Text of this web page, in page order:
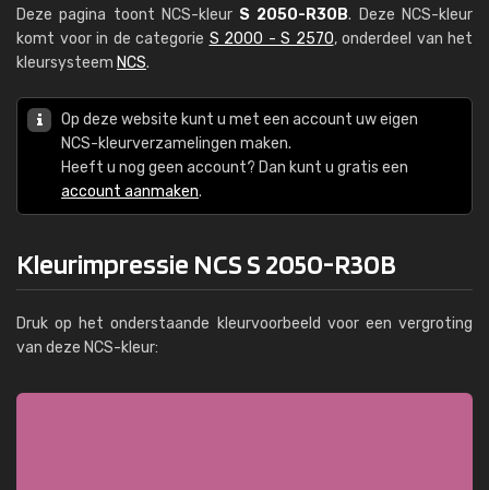
Deze pagina toont NCS-kleur S 2050-R30B. Deze NCS-kleur
komt voor in de categorie S 2000 - S 2570, onderdeel van het
kleursysteem NCS.
Op deze website kunt u met een account uw eigen
NCS-kleurverzamelingen maken.
Heeft u nog geen account? Dan kunt u gratis een
account aanmaken.
Kleurimpressie NCS S 2050-R30B
Druk op het onderstaande kleurvoorbeeld voor een vergroting
van deze NCS-kleur: